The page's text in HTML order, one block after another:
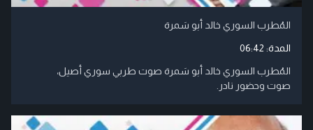
المُطرب السوري خالد أبو سَمرة
المدة: 06:42
المُطرب السوري خالد أبو سَمرة صوت طربي سوري أصيل،
صوت وحضور نادر.